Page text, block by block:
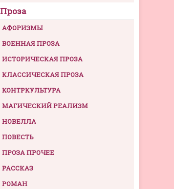
Проза
АФОРИЗМЫ
ВОЕННАЯ ПРОЗА
ИСТОРИЧЕСКАЯ ПРОЗА
КЛАССИЧЕСКАЯ ПРОЗА
КОНТРКУЛЬТУРА
МАГИЧЕСКИЙ РЕАЛИЗМ
НОВЕЛЛА
ПОВЕСТЬ
ПРОЗА ПРОЧЕЕ
РАССКАЗ
РОМАН